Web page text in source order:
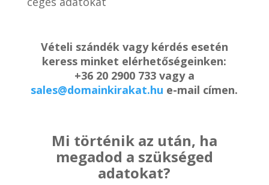
Vételi szándék vagy kérdés esetén
keress minket elérhetőségeinken:
+36 20 2900 733 vagy a
sales@domainkirakat.hu e-mail címen.
Mi történik az után, ha
megadod a szükséged
adatokat?